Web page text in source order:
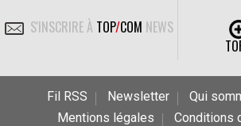
S'INSCRIRE À TOP/COM NEWS
Fil RSS Newsletter
Qui
Mentions légales
Conditions